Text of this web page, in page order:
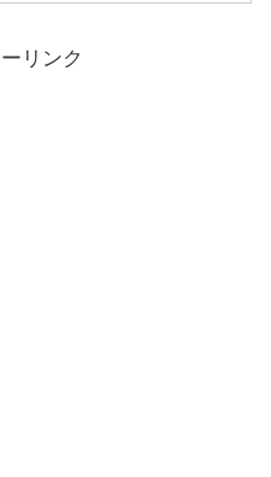
リンク